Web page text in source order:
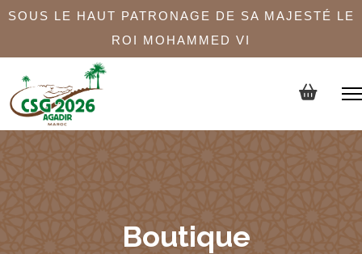
SOUS LE HAUT PATRONAGE DE SA MAJESTÉ LE
ROI MOHAMMED VI
Boutique